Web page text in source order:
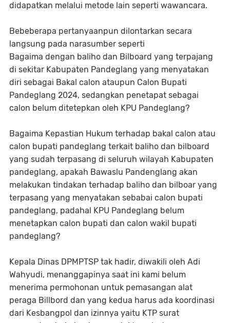
didapatkan melalui metode lain seperti wawancara.
Bebeberapa pertanyaanpun dilontarkan secara
langsung pada narasumber seperti
Bagaima dengan baliho dan Bilboard yang terpajang
di sekitar Kabupaten Pandeglang yang menyatakan
diri sebagai Bakal calon ataupun Calon Bupati
Pandeglang 2024, sedangkan penetapat sebagai
calon belum ditetepkan oleh KPU Pandeglang?
Bagaima Kepastian Hukum terhadap bakal calon atau
calon bupati pandeglang terkait baliho dan bilboard
yang sudah terpasang di seluruh wilayah Kabupaten
pandeglang, apakah Bawaslu Pandenglang akan
melakukan tindakan terhadap baliho dan bilboar yang
terpasang yang menyatakan sebabai calon bupati
pandeglang, padahal KPU Pandeglang belum
menetapkan calon bupati dan calon wakil bupati
pandeglang?
Kepala Dinas DPMPTSP tak hadir, diwakili oleh Adi
Wahyudi, menanggapinya saat ini kami belum
menerima permohonan untuk pemasangan alat
peraga Billbord dan yang kedua harus ada koordinasi
dari Kesbangpol dan izinnya yaitu KTP surat